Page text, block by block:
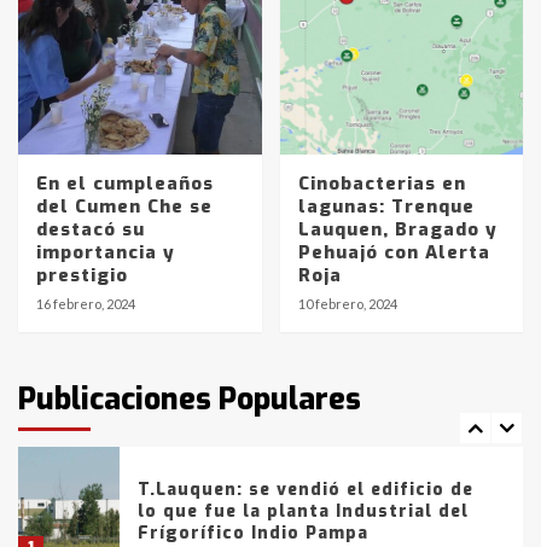
En el cumpleaños
del Cumen Che se
destacó su
importancia y
prestigio
16 febrero, 2024
Cinobacterias en
lagunas: Trenque
Lauquen, Bragado y
Pehuajó con Alerta
Roja
10 febrero, 2024
Publicaciones Populares
4
Los precios de los combustibles en
La Pampa, desde YPF hasta Axion
entre 857 a 1338 pesos
6
La Bolsa de Cereales de Bahía
Blanca anticipa que Agosto vendrá
con lluvias y heladas, en gran parte
fueron detenidos por
comercialización de drogas en la
tarde del sábado
T.Lauquen: se vendió el edificio de
lo que fue la planta Industrial del
Frígorífico Indio Pampa